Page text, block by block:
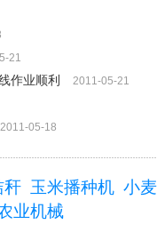
21
作业顺利 2011-05-21
2011-05-18
秆 玉米播种机 小
业机械